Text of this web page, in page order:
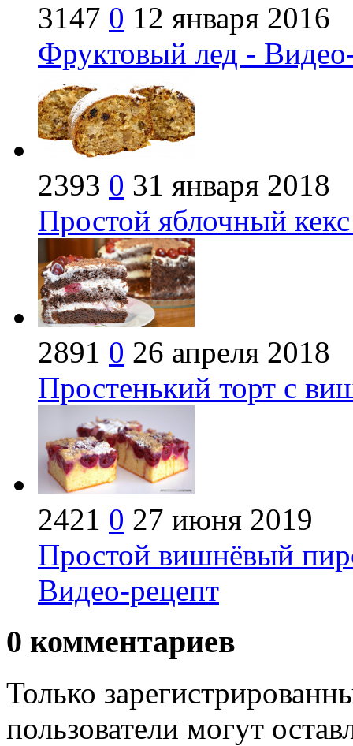
3147 0 12 января 2016
Фруктовый лед -
2393 0 31 января 2018
Простой яблочный
2891 0 26 апреля 2018
Простенький торт с
2421 0 27 июня 2019
Простой вишнёвый
Видео-рецепт
0 комментариев
Только
пользователи могут